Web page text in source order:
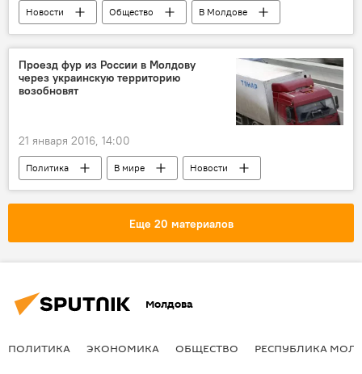
Новости Общество
В Молдове
Республика Молдова
Кишинев
митинг
Проезд фур из России в Молдову
через украинскую территорию
возобновят
21 января 2016, 14:00
Политика В мире
Новости
Экономика
Общество
Украина
транзит
грузы возобновление
Еще 20 материалов
Молдова
ПОЛИТИКА ЭКОНОМИКА ОБЩЕСТВО РЕСПУБЛИКА